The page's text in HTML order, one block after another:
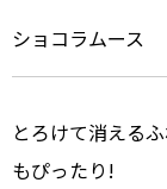
ショコラムース
とろけて消える
もぴったり!